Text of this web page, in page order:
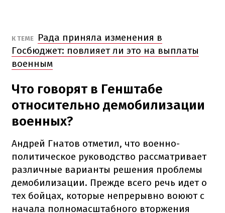
К ТЕМЕ
Рада приняла изменения в
Госбюджет: повлияет ли это на выплаты
военным
Что говорят в Генштабе
относительно демобилизации
военных?
Андрей Гнатов отметил, что военно-
политическое руководство рассматривает
различные варианты решения проблемы
демобилизации. Прежде всего речь идет о
тех бойцах, которые непрерывно воюют с
начала полномасштабного вторжения